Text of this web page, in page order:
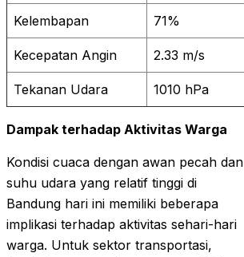
Kelembapan 71%
Kecepatan Angin 2.33 m/s
Tekanan Udara 1010 hPa
Dampak terhadap Aktivitas Warga
Kondisi cuaca dengan awan pecah dan
suhu udara yang relatif tinggi di
Bandung hari ini memiliki beberapa
implikasi terhadap aktivitas sehari-hari
warga. Untuk sektor transportasi,